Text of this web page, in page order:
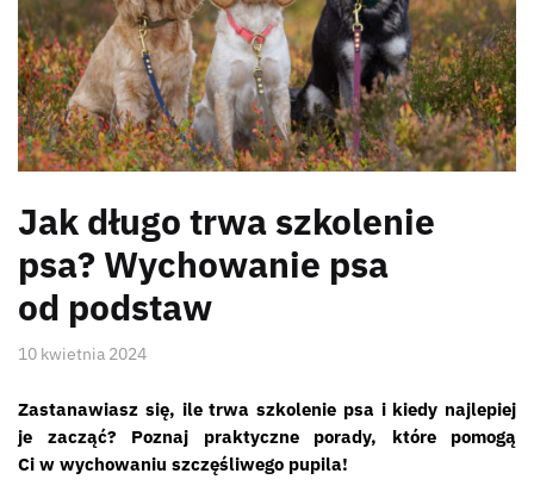
Jak długo trwa szkolenie
psa? Wychowanie psa
od podstaw
10 kwietnia 2024
Zastanawiasz się, ile trwa szkolenie psa i kiedy najlepiej
je zacząć? Poznaj praktyczne porady, które pomogą
Ci w wychowaniu szczęśliwego pupila!